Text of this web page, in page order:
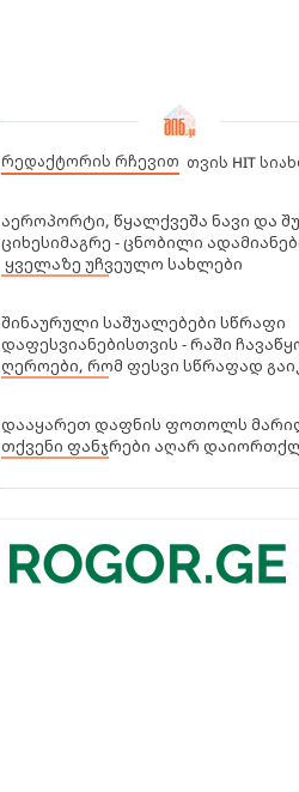
რედაქტორის რჩევით თვის HIT
აეროპორტი, წყალქვეშა ნავი და
ციხესიმაგრე - ცნობილი
ყველაზე უჩვეულო სახლები
შინაურული საშუალებები სწრაფი
დაფესვიანებისთვის - რაში
ღეროები, რომ ფესვი სწრაფად
დააყარეთ დაფნის ფოთოლს
თქვენი ფანჯრები აღარ